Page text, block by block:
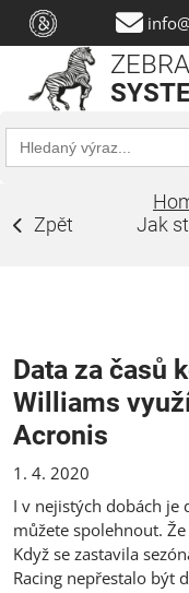
ZEBRA
Search
for:
Zpět
Jak
Data za časů
Williams
Acronis
1. 4. 2020
I v nejistých dobách je
můžete spolehnout.
Když se zastavila
Racing nepřestalo být